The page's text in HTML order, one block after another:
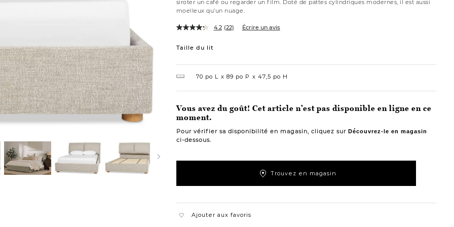
siroter un café ou regarder un film. Doté de pattes cylindriques modernes, il est aussi
moelleux qu’un nuage.
4.2 (22) Écrire un avis
Variations
Taille du lit
70 po L 89 po P 47,5 po H
Vous avez du goût! Cet article n’est pas disponible en ligne en ce
moment.
Pour vérifier sa disponibilité en magasin, cliquez sur Découvrez-le en magasin
ci-dessous.
Trouvez en magasin
Ajouter aux favoris